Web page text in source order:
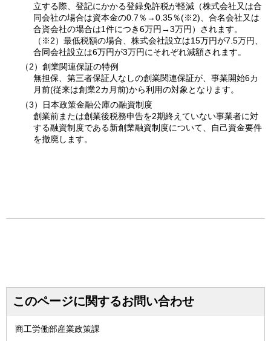
立する際、登記にかかる登録免許税が軽減（株式会社又は合
同会社の場合は資本金の0.7％→0.35％(※2)、合名会社又は
合資会社の場合は1件につき6万円→3万円）されます。
（※2）最低税額の場合、株式会社設立は15万円が7.5万円、
合同会社設立は6万円が3万円にそれぞれ減額されます。
（2）創業関連保証の特例
無担保、第三者保証人なしの創業関連保証が、事業開始6カ
月前(従来は創業2カ月前)から利用の対象となります。
（3）日本政策金融公庫の融資制度
創業前または創業後税務申告を2期終えていない事業者に対
する融資制度である新創業融資制度について、自己資金要件
を撤廃します。
このページに関するお問い合わせ
商工労働部産業政策課